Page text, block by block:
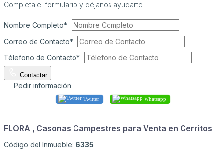
Completa el formulario y déjanos ayudarte
Nombre Completo*
Correo de Contacto*
Télefono de Contacto*
Contactar
Pedir información
Twitter Whatsapp
FLORA , Casonas Campestres para Venta en Cerritos
Código del Inmueble: 6335